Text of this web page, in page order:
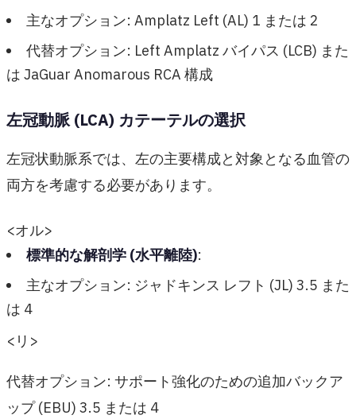
主なオプション: Amplatz Left (AL) 1 または 2
代替オプション: Left Amplatz バイパス (LCB) また
は JaGuar Anomarous RCA 構成
左冠動脈 (LCA) カテーテルの選択
左冠状動脈系では、左の主要構成と対象となる血管の
両方を考慮する必要があります。
<オル>
標準的な解剖学 (水平離陸):
主なオプション: ジャドキンス レフト (JL) 3.5 また
は 4
<リ>
代替オプション: サポート強化のための追加バックア
ップ (EBU) 3.5 または 4